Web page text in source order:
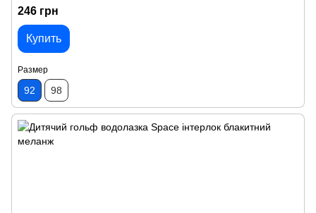
246 грн
Купить
Размер
92 98